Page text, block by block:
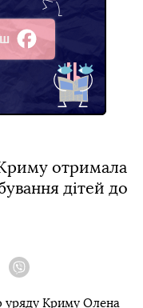
отримала
дітей до
уряду Криму Олена